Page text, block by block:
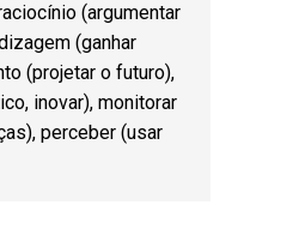
(argumentar
(ganhar
(projetar o futuro),
inovar), monitorar
perceber (usar